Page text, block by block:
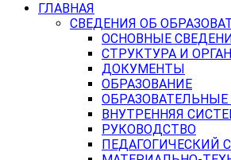
ГЛАВНАЯ
СВЕДЕНИЯ ОБ
ОСНОВНЫЕ
СТРУКТУРА И
ДОКУМЕНТЫ
ОБРАЗОВАНИЕ
ВНУТРЕННЯЯ
РУКОВОДСТВО
ПЕДАГОГИЧЕСКИЙ